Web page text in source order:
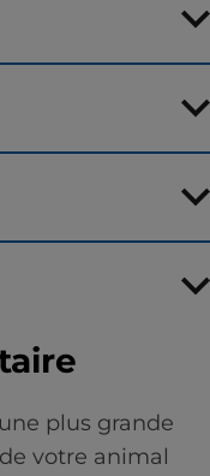
plus grande
votre animal